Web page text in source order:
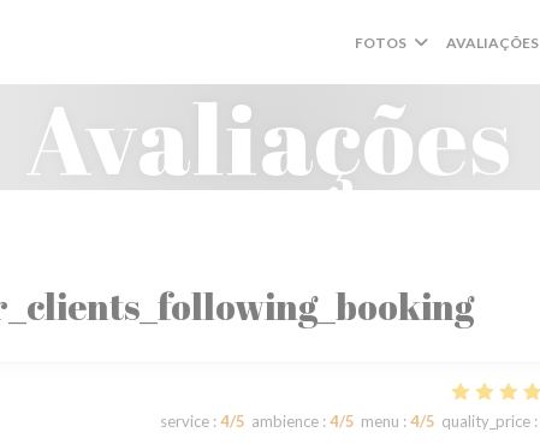
FOTOS AVALIAÇÕES
Avaliações
service: 4/5 ambience: 4/5 menu : 4/5 quality_price: